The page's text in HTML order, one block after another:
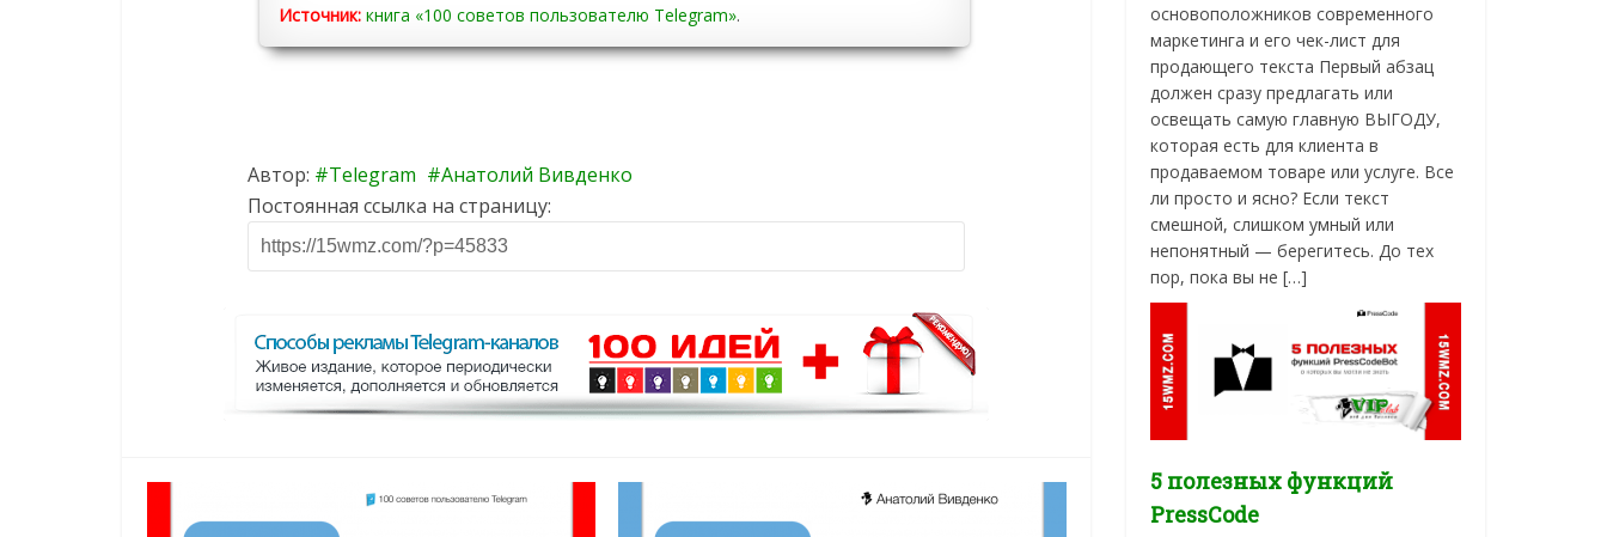
Источник: книга «100 советов пользователю Telegram».
Автор: Telegram
Анатолий Вивденко
Постоянная ссылка на страницу:
основоположников современного
маркетинга и его чек-лист для
продающего текста Первый абзац
должен сразу предлагать или
освещать самую главную ВЫГОДУ,
которая есть для клиента в
продаваемом товаре или услуге. Все
ли просто и ясно? Если текст
смешной, слишком умный или
непонятный — берегитесь. До тех
пор, пока вы не […]
5 полезных функций
PressCode